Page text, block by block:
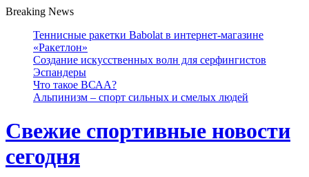
Breaking News
Теннисные ракетки Babolat в интернет-магазине
«Ракетлон»
Создание искусственных волн для серфингистов
Эспандеры
Что такое ВСАА?
Альпинизм – спорт сильных и смелых людей
Свежие спортивные новости
сегодня